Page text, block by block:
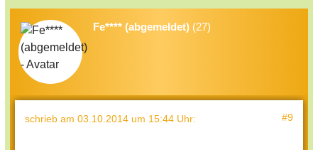
Fe**** (abgemeldet) (27)
schrieb am 03.10.2014 um 15:44 Uhr: #9